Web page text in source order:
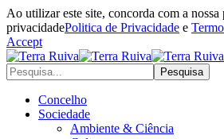
Ao utilizar este site, concorda com a nossa
privacidadePolitica de Privacidade e
Accept
Concelho
Sociedade
Ambiente & Ciência